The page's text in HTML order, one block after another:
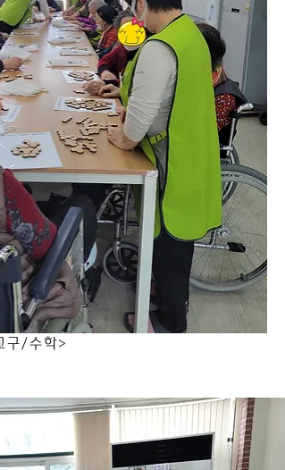
<교구/수학>